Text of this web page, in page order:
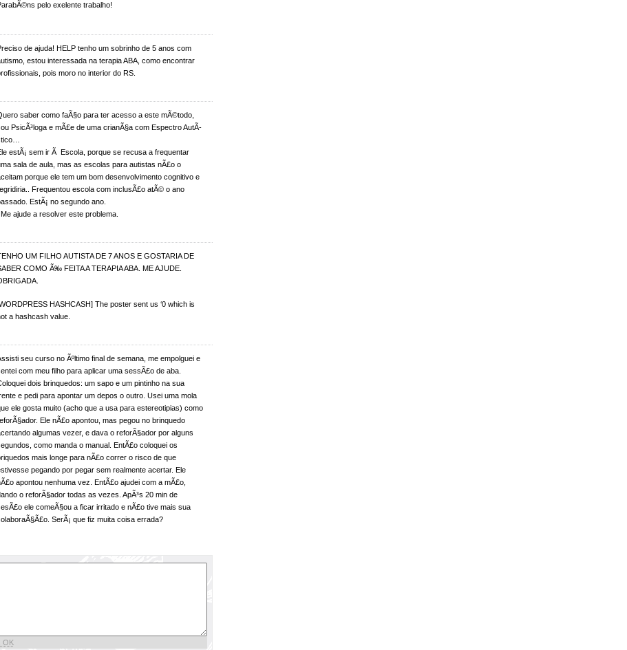
pelo exelente trabalho!
de ajuda! HELP tenho um sobrinho de 5 anos com
estou interessada na terapia ABA, como encontrar
pois moro no interior do RS.
saber como faÃ§o para ter acesso a este mÃ©todo,
PsicÃ³loga e mÃ£e de uma crianÃ§a com Espectro AutÃ­
estÃ¡ sem ir Ã Escola, porque se recusa a frequentar
sala de aula, mas as escolas para autistas nÃ£o o
porque ele tem um bom desenvolvimento cognitivo e
Frequentou escola com inclusÃ£o atÃ© o ano
EstÃ¡ no segundo ano.
. Me ajude a resolver este problema.
UM FILHO AUTISTA DE 7 ANOS E GOSTARIA DE
COMO Ã‰ FEITA A TERAPIA ABA. ME AJUDE.
HASHCASH] The poster sent us ‘0 which is
a hashcash value.
seu curso no Ãºltimo final de semana, me empolguei e
com meu filho para aplicar uma sessÃ£o de aba.
dois brinquedos: um sapo e um pintinho na sua
e pedi para apontar um depos o outro. Usei uma mola
ele gosta muito (acho que a usa para estereotipias) como
Ele nÃ£o apontou, mas pegou no brinquedo
algumas vezer, e dava o reforÃ§ador por alguns
como manda o manual. EntÃ£o coloquei os
mais longe para nÃ£o correr o risco de que
pegando por pegar sem realmente acertar. Ele
apontou nenhuma vez. EntÃ£o ajudei com a mÃ£o,
o reforÃ§ador todas as vezes. ApÃ³s 20 min de
ele comeÃ§ou a ficar irritado e nÃ£o tive mais sua
SerÃ¡ que fiz muita coisa errada?
OK